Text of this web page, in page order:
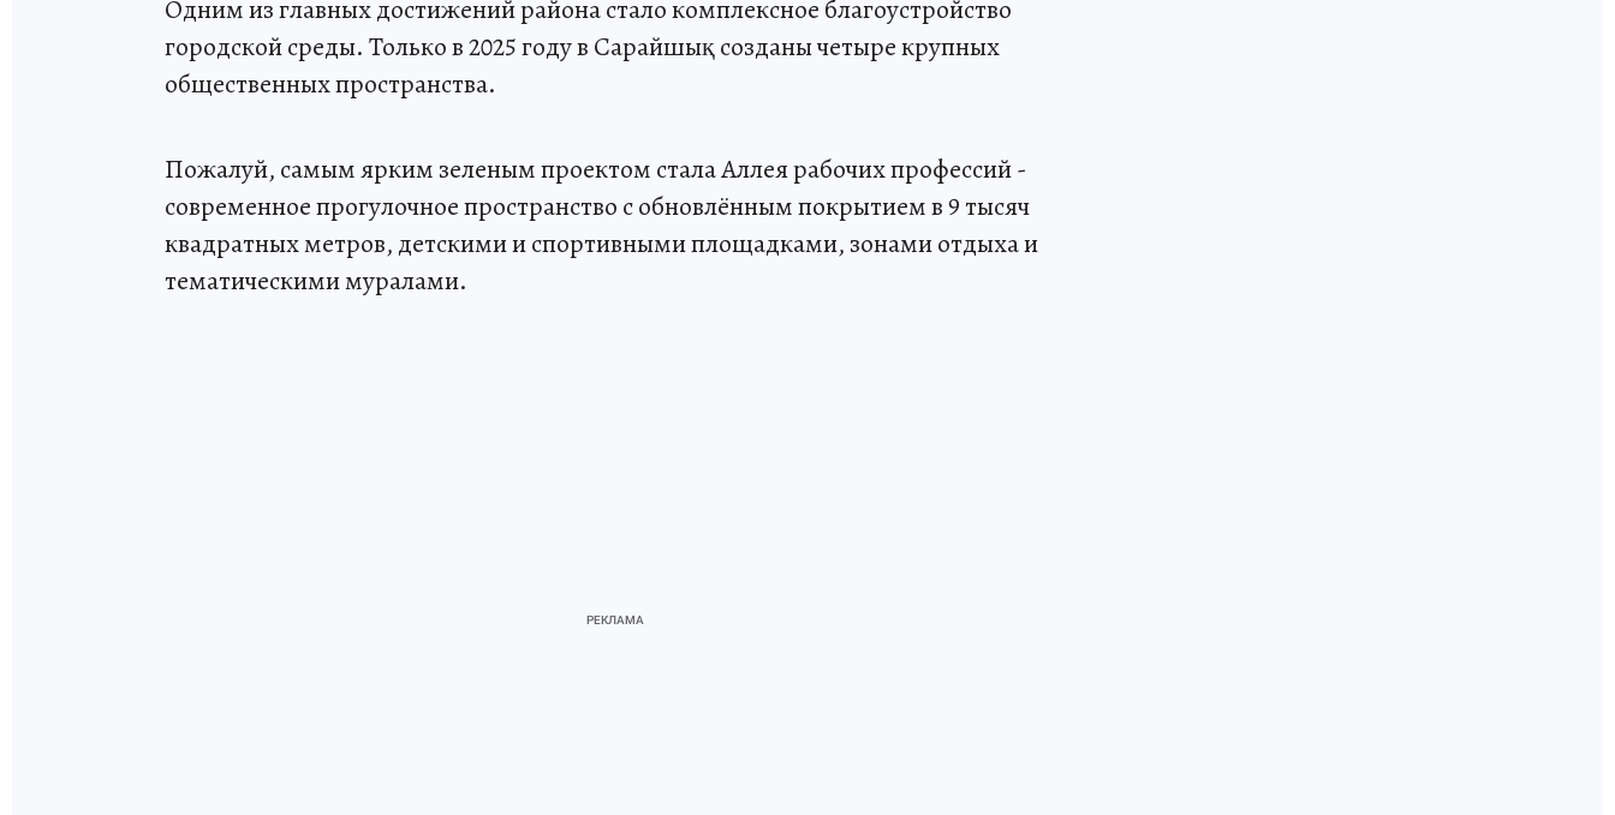
Одним из главных достижений района стало комплексное благоустройство
городской среды. Только в 2025 году в Сарайшық созданы четыре крупных
общественных пространства.
Пожалуй, самым ярким зеленым проектом стала Аллея рабочих профессий -
современное прогулочное пространство с обновлённым покрытием в 9 тысяч
квадратных метров, детскими и спортивными площадками, зонами отдыха и
тематическими муралами.